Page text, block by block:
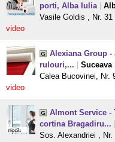
porti, Alba Iulia
Vasile Goldis , Nr.
video
Alexiana Group
rulouri,...
Suceava
Calea Bucovinei, Nr.
video
Almont Service -
cortina Bragadiru...
Sos. Alexandriei ,